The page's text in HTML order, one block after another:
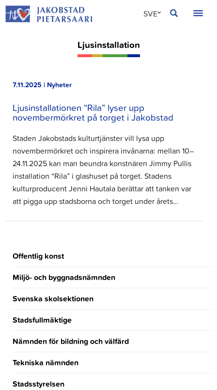
Hoppa
till
SVE
Ljusinstallation
7.11.2025 | Nyheter
Ljusinstallationen “Rila” lyser upp
novembermörkret på torget i Jakobstad
Staden Jakobstads kulturtjänster vill lysa upp
novembermörkret och inspirera invånarna: mellan 10–
24.11.2025 kan man beundra konstnären Jimmy Pullis
installation “Rila” i glashuset på torget. Stadens
kulturproducent Jenni Hautala berättar att tanken var
att pigga upp stadsborna och torget under årets…
Offentlig konst
Miljö- och byggnadsnämnden
Svenska skolsektionen
Stadsfullmäktige
Nämnden för bildning och välfärd
Tekniska nämnden
Stadsstyrelsen